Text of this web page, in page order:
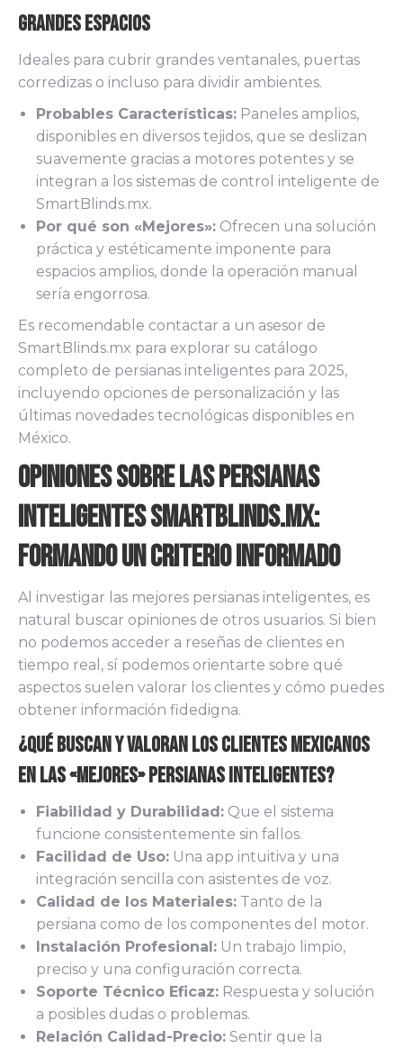
Grandes Espacios
Ideales para cubrir grandes ventanales, puertas
corredizas o incluso para dividir ambientes.
Probables Características: Paneles amplios,
disponibles en diversos tejidos, que se deslizan
suavemente gracias a motores potentes y se
integran a los sistemas de control inteligente de
SmartBlinds.mx.
Por qué son «Mejores»: Ofrecen una solución
práctica y estéticamente imponente para
espacios amplios, donde la operación manual
sería engorrosa.
Es recomendable contactar a un asesor de
SmartBlinds.mx para explorar su catálogo
completo de persianas inteligentes para 2025,
incluyendo opciones de personalización y las
últimas novedades tecnológicas disponibles en
México.
Opiniones sobre las Persianas
Inteligentes SmartBlinds.mx:
Formando un Criterio Informado
Al investigar las mejores persianas inteligentes, es
natural buscar opiniones de otros usuarios. Si bien
no podemos acceder a reseñas de clientes en
tiempo real, sí podemos orientarte sobre qué
aspectos suelen valorar los clientes y cómo puedes
obtener información fidedigna.
¿Qué Buscan y Valoran los Clientes Mexicanos
en las «Mejores» Persianas Inteligentes?
Fiabilidad y Durabilidad: Que el sistema
funcione consistentemente sin fallos.
Facilidad de Uso: Una app intuitiva y una
integración sencilla con asistentes de voz.
Calidad de los Materiales: Tanto de la
persiana como de los componentes del motor.
Instalación Profesional: Un trabajo limpio,
preciso y una configuración correcta.
Soporte Técnico Eficaz: Respuesta y solución
a posibles dudas o problemas.
Relación Calidad-Precio: Sentir que la